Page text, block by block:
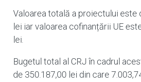
Valoarea totală a proiectului este
lei iar valoarea cofinanțării UE
lei.
Bugetul total al CRJ în cadrul
de 350.187,00 lei din care